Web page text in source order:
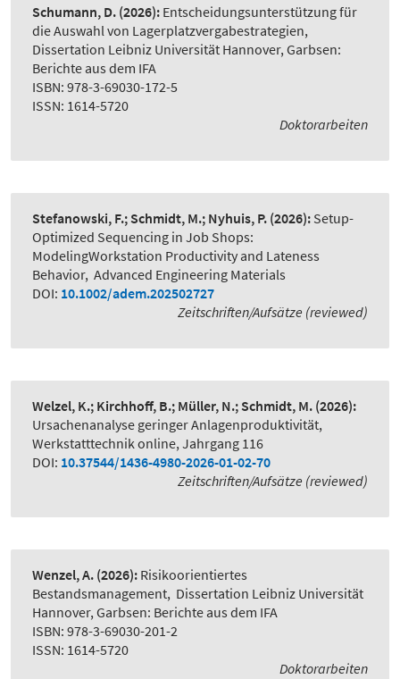
Schumann, D. (2026): Entscheidungsunterstützung für
die Auswahl von Lagerplatzvergabestrategien,
Dissertation Leibniz Universität Hannover, Garbsen:
Berichte aus dem IFA
ISBN: 978-3-69030-172-5
ISSN: 1614-5720
Doktorarbeiten
Stefanowski, F.; Schmidt, M.; Nyhuis, P. (2026): Setup-
Optimized Sequencing in Job Shops:
ModelingWorkstation Productivity and Lateness
Behavior, Advanced Engineering Materials
DOI: 10.1002/adem.202502727
Zeitschriften/Aufsätze (reviewed)
Welzel, K.; Kirchhoff, B.; Müller, N.; Schmidt, M. (2026):
Ursachenanalyse geringer Anlagenproduktivität,
Werkstatttechnik online, Jahrgang 116
DOI: 10.37544/1436-4980-2026-01-02-70
Zeitschriften/Aufsätze (reviewed)
Wenzel, A. (2026): Risikoorientiertes
Bestandsmanagement, Dissertation Leibniz Universität
Hannover, Garbsen: Berichte aus dem IFA
ISBN: 978-3-69030-201-2
ISSN: 1614-5720
Doktorarbeiten